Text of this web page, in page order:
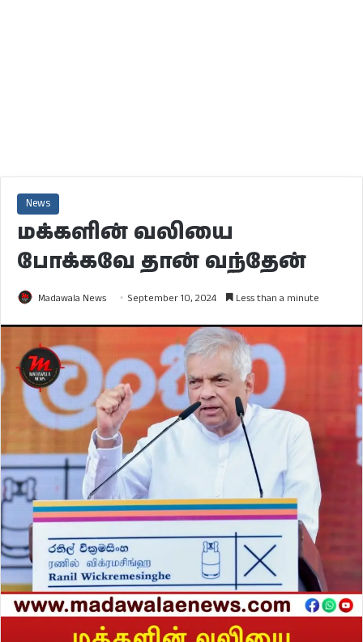
News
மக்களின் வலியை
போக்கவே தான் வந்தேன்
Madawala News September 10, 2024 Less than a minute